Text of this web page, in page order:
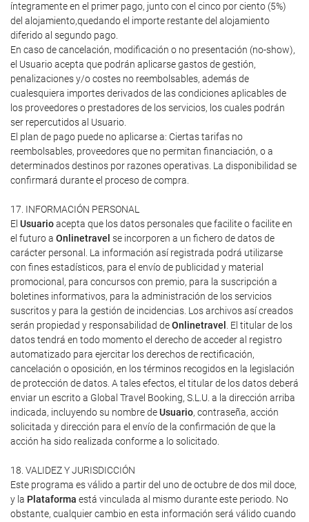
íntegramente en el primer pago, junto con el cinco por ciento (5%)
del alojamiento,quedando el importe restante del alojamiento
diferido al segundo pago.
En caso de cancelación, modificación o no presentación (no-show),
el Usuario acepta que podrán aplicarse gastos de gestión,
penalizaciones y/o costes no reembolsables, además de
cualesquiera importes derivados de las condiciones aplicables de
los proveedores o prestadores de los servicios, los cuales podrán
ser repercutidos al Usuario.
El plan de pago puede no aplicarse a: Ciertas tarifas no
reembolsables, proveedores que no permitan financiación, o a
determinados destinos por razones operativas. La disponibilidad se
confirmará durante el proceso de compra.
17. INFORMACIÓN PERSONAL
El Usuarioacepta que los datos personales que facilite o facilite en
el futuro a Onlinetravel se incorporen a un fichero de datos de
carácter personal. La información así registrada podrá utilizarse
con fines estadísticos, para el envío de publicidad y material
promocional, para concursos con premio, para la suscripción a
boletines informativos, para la administración de los servicios
suscritos y para la gestión de incidencias. Los archivos así creados
serán propiedad y responsabilidad deOnlinetravel . El titular de los
datos tendrá en todo momento el derecho de acceder al registro
automatizado para ejercitar los derechos de rectificación,
cancelación o oposición, en los términos recogidos en la legislación
de protección de datos. A tales efectos, el titular de los datos deberá
enviar un escrito a Global Travel Booking, S.L.U. a la dirección arriba
indicada, incluyendo su nombre deUsuario, contraseña, acción
solicitada y dirección para el envío de la confirmación de que la
acción ha sido realizada conforme a lo solicitado.
18. VALIDEZ Y JURISDICCIÓN
Este programa es válido a partir del uno de octubre de dos mil doce,
y la Plataforma está vinculada al mismo durante este periodo. No
obstante, cualquier cambio en esta información será válido cuando